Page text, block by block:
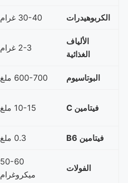
الكربوهيدرات 30-40 غرام
الألياف
الغذائية
2-3 غرام
البوتاسيوم 600-700 ملغ
فيتامين C 10-15 ملغ
فيتامين B6 0.3 ملغ
الفولات
50-60
ميكروغرام